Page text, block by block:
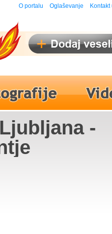
O portalu Oglaševanje
-